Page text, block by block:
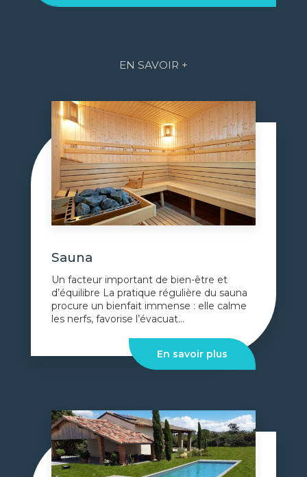
EN SAVOIR +
Sauna
Un facteur important de bien-être et
d’équilibre La pratique régulière du sauna
procure un bienfait immense : elle calme
les nerfs, favorise l’évacuat...
En savoir plus